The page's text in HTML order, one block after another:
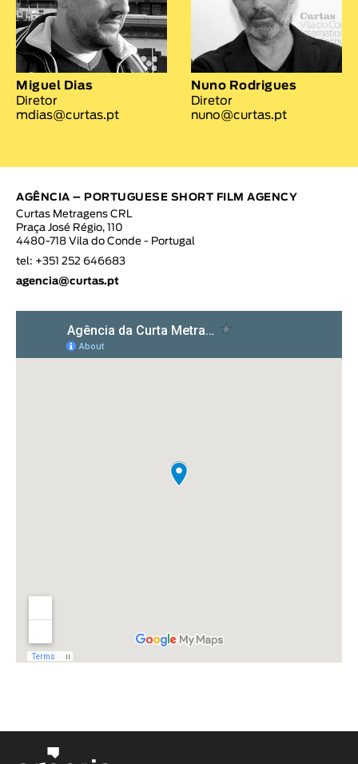
Miguel Dias
Diretor
mdias@curtas.pt
Nuno Rodrigues
Diretor
nuno@curtas.pt
AGÊNCIA – PORTUGUESE SHORT FILM AGENCY
Curtas Metragens CRL
Praça José Régio, 110
4480-718 Vila do Conde - Portugal
tel: +351 252 646683
agencia@curtas.pt